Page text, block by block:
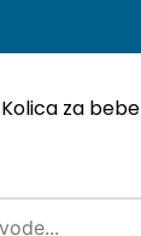
Kolica za bebe